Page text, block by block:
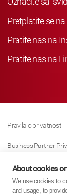
Pretplatite se
Pratite nas na
Pratite nas na
Pravila o privatnosti
Business Partner
Pravila O Kolačićima
Modern Slavery Act
About cookies
We use cookies to
and usage, to